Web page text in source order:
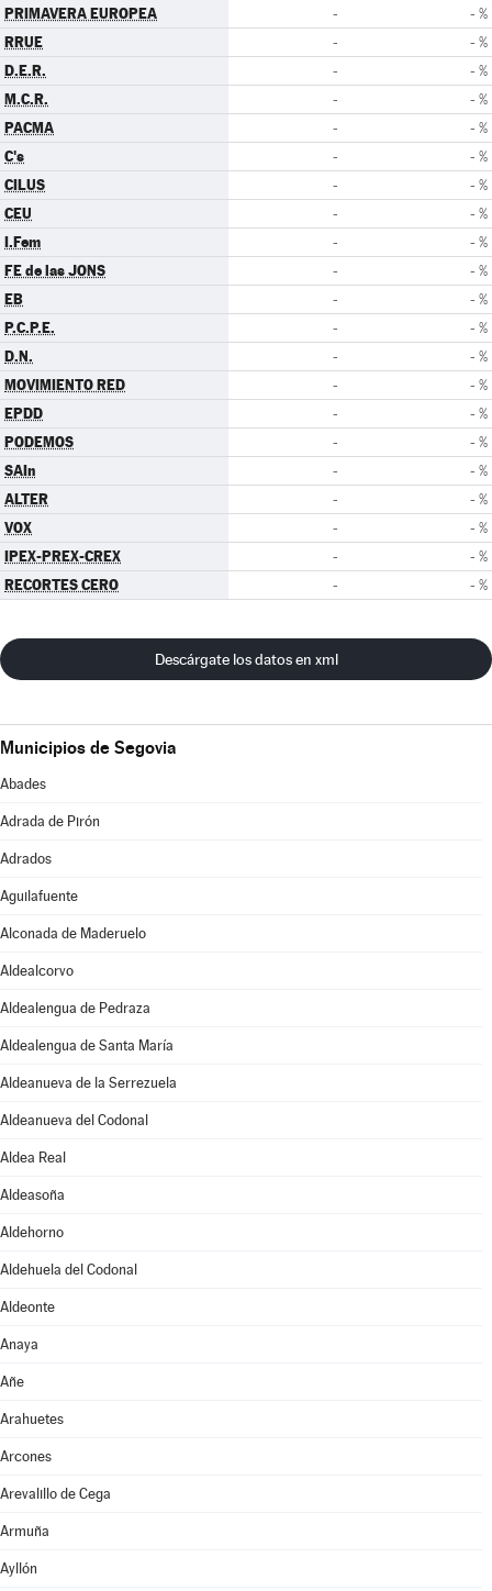
PRIMAVERA EUROPEA - - %
RRUE - - %
D.E.R. - - %
M.C.R. - - %
PACMA - - %
C's - - %
CILUS - - %
CEU - - %
I.Fem - - %
FE de las JONS - - %
EB - - %
P.C.P.E. - - %
D.N. - - %
MOVIMIENTO RED - - %
EPDD - - %
PODEMOS - - %
SAIn - - %
ALTER - - %
VOX - - %
IPEX-PREX-CREX - - %
RECORTES CERO - - %
Descárgate los datos en xml
Municipios de Segovia
Abades
Adrada de Pirón
Adrados
Aguilafuente
Alconada de Maderuelo
Aldealcorvo
Aldealengua de Pedraza
Aldealengua de Santa María
Aldeanueva de la Serrezuela
Aldeanueva del Codonal
Aldea Real
Aldeasoña
Aldehorno
Aldehuela del Codonal
Aldeonte
Anaya
Añe
Arahuetes
Arcones
Arevalillo de Cega
Armuña
Ayllón